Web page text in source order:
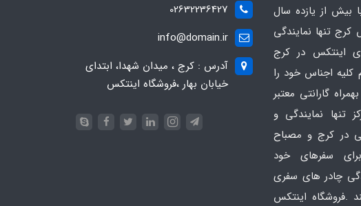
بیش از یازده سال
تنها نمایندگی
اینتکس در کرج
کلیه اجناس خود را
گارانتی معتبر
تنها نمایندگی و
در کرج و مصباح
سفرهای خود
چادر های سفری
.فروشگاه اینتکس
02632236427
info@domain.ir
آدرس : کرج ، میدان شهدا، ابتدای
خیابان بهار ،فروشگاه اینتکس